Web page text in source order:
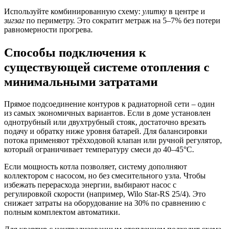
Используйте комбинированную схему: улитку в центре и
зигзаг по периметру. Это сократит метраж на 5–7% без потери
равномерности прогрева.
Способы подключения к
существующей системе отопления с
минимальными затратами
Прямое подсоединение контуров к радиаторной сети – один
из самых экономичных вариантов. Если в доме установлен
однотрубный или двухтрубный стояк, достаточно врезать
подачу и обратку ниже уровня батарей. Для балансировки
потока применяют трёхходовой клапан или ручной регулятор,
который ограничивает температуру смеси до 40–45°C.
Если мощность котла позволяет, систему дополняют
коллектором с насосом, но без смесительного узла. Чтобы
избежать перерасхода энергии, выбирают насос с
регулировкой скорости (например, Wilo Star-RS 25/4). Это
снижает затраты на оборудование на 30% по сравнению с
полным комплектом автоматики.